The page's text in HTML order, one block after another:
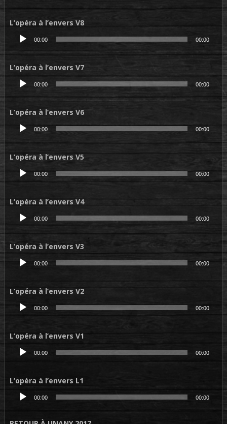
L’opéra à l’envers V8
Lecteur
00:00 00:00
L’opéra à l’envers V7
Lecteur
00:00 00:00
L’opéra à l’envers V6
Lecteur
00:00 00:00
L’opéra à l’envers V5
Lecteur
00:00 00:00
L’opéra à l’envers V4
Lecteur
audio
00:00 00:00
L’opéra à l’envers V3
Lecteur
00:00 00:00
L’opéra à l’envers V2
Lecteur
00:00 00:00
L’opéra à l’envers V1
Lecteur
00:00 00:00
L’opéra à l’envers L1
Lecteur
00:00 00:00